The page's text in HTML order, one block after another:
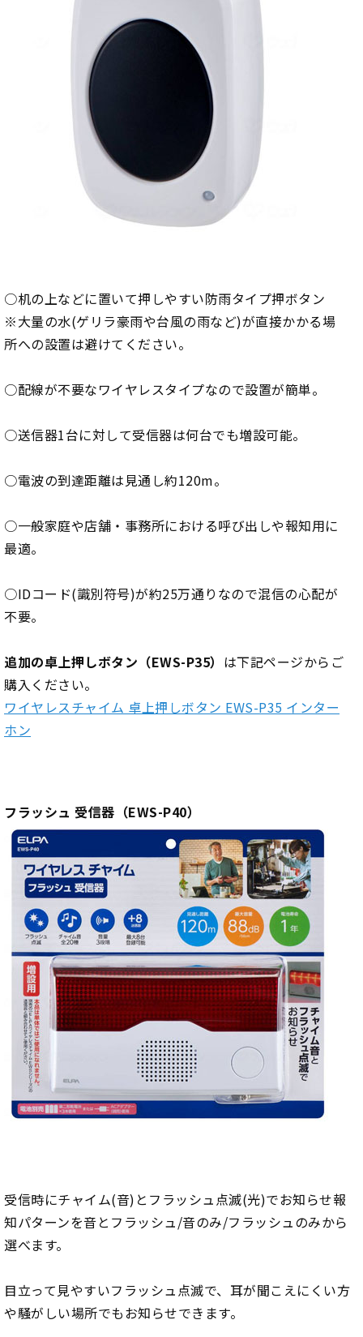
○机の上などに置いて押しやすい防雨タイプ押ボタン
※大量の水(ゲリラ豪雨や台風の雨など)が直接かかる場
所への設置は避けてください。
○配線が不要なワイヤレスタイプなので設置が簡単。
○送信器1台に対して受信器は何台でも増設可能。
○電波の到達距離は見通し約120m。
○一般家庭や店舗・事務所における呼び出しや報知用に
最適。
○IDコード(識別符号)が約25万通りなので混信の心配が
不要。
追加の卓上押しボタン（EWS-P35） は下記ページからご
購入ください。
ワイヤレスチャイム 卓上押しボタン EWS-P35 インター
ホン
フラッシュ 受信器（EWS-P40）
受信時にチャイム(音)とフラッシュ点滅(光)でお知らせ報
知パターンを音とフラッシュ/音のみ/フラッシュのみから
選べます。
目立って見やすいフラッシュ点滅で、耳が聞こえにくい方
や騒がしい場所でもお知らせできます。